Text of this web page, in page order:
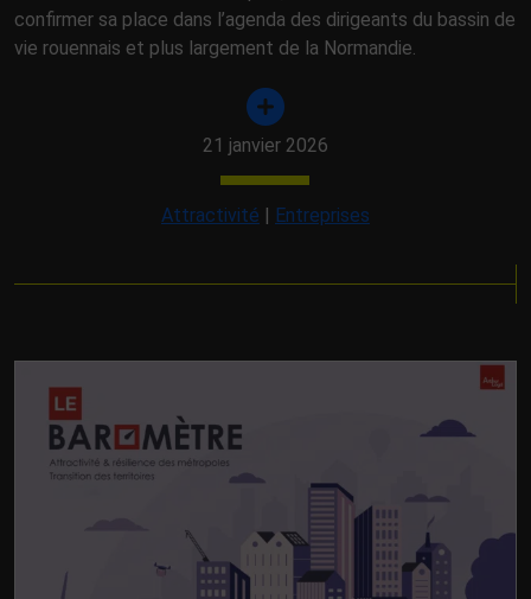
confirmer sa place dans l’agenda des dirigeants du bassin de
vie rouennais et plus largement de la Normandie.
21 janvier 2026
Attractivité Entreprises